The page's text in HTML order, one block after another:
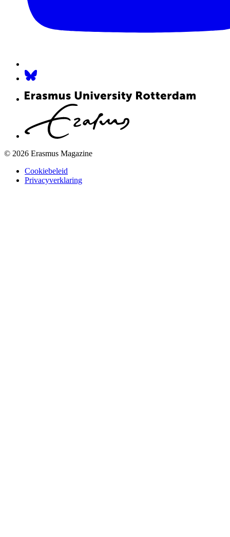
© 2026 Erasmus Magazine
Cookiebeleid
Privacyverklaring